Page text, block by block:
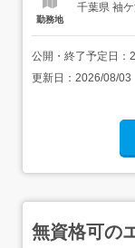
勤務地
千葉県 袖
公開・終了予定日：
更新日： 2026/08/03
無資格可の